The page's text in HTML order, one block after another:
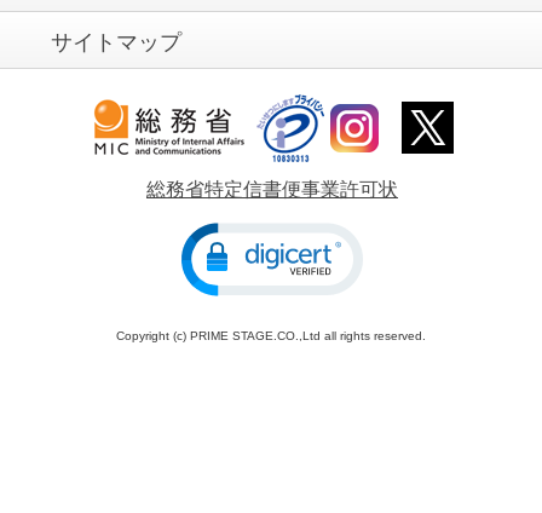
ばれました。
上司への就任祝いに高級ウイスキーを選びまし
た。包装も丁寧で信頼できるギフトになりまし
バレンタインにあえてお酒のプレゼントを選び
ました。甘すぎず、大人っぽい贈り物にできま
サイトマップ
総務省特定信書便事業許可状
Copyright (c) PRIME STAGE.CO.,Ltd all rights reserved.